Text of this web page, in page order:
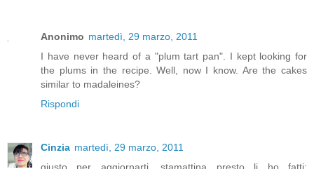
Anonimo martedì, 29 marzo, 2011
I have never heard of a "plum tart pan". I kept looking for
the plums in the recipe. Well, now I know. Are the cakes
similar to madaleines?
Rispondi
Cinzia martedì, 29 marzo, 2011